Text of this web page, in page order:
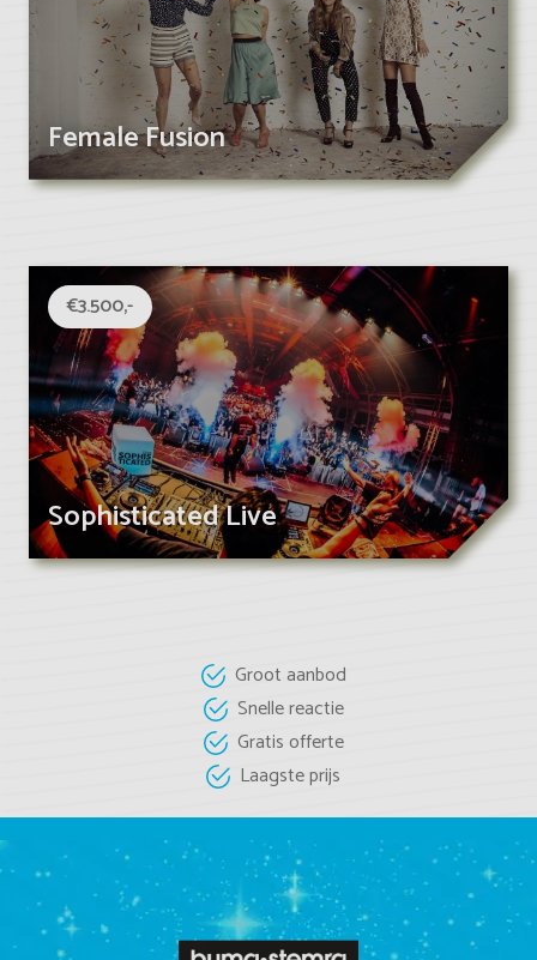
Female Fusion
€3.500,-
Sophisticated Live
Groot aanbod
Snelle reactie
Gratis offerte
Laagste prijs